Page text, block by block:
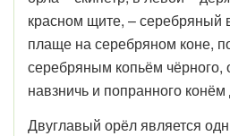
красном щите, – серебряный
плаще на серебряном коне,
серебряным копьём чёрного,
навзничь и попранного конём
Двуглавый орёл является